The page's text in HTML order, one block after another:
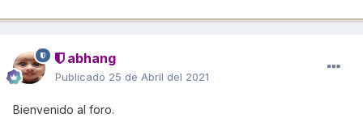
abhang
Publicado 25 de Abril del 2021
Bienvenido al foro.